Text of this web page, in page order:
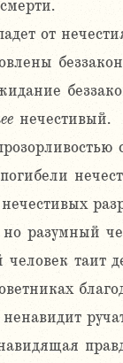
от
нечестивый.
разумный
таит